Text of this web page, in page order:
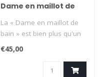
Dame en maillot de
La « Dame en maillot de
bain » est bien plus qu'un
simple pot de rangement.
€45,00